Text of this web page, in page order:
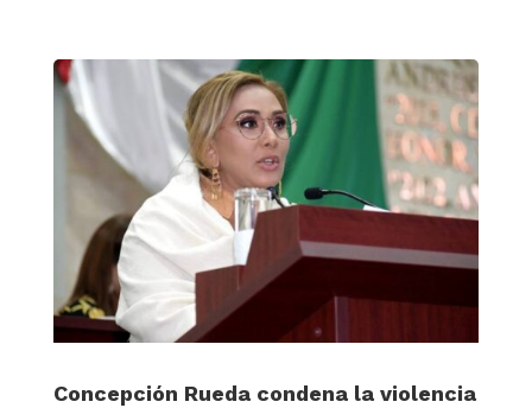
Concepción Rueda condena la violencia